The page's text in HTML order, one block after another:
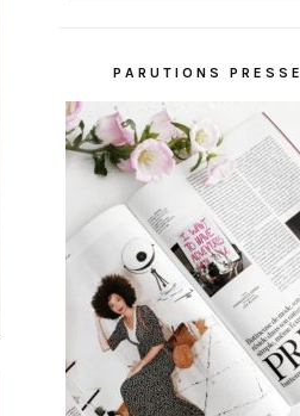
PARUTIONS PRESSE